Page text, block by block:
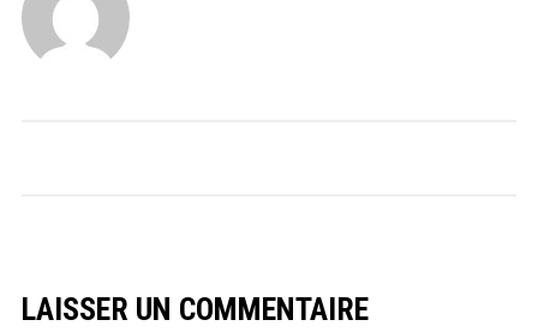
LAISSER UN COMMENTAIRE